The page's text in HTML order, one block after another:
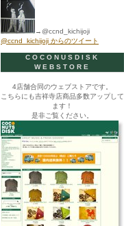
→@ccnd_kichijoji
@ccnd_kichijoji からのツイート
COCONUSDISK
WEBSTORE
4店舗合同のウェブストアです。
こちらにも吉祥寺店商品多数アップして
ます！
是非ご覧ください。